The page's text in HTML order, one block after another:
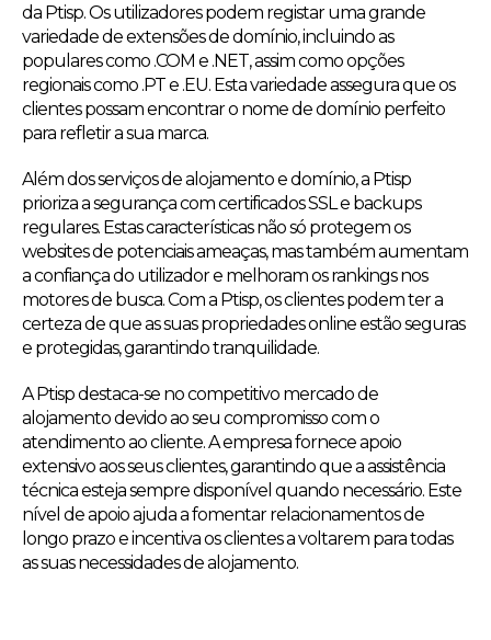
da Ptisp. Os utilizadores podem registar uma grande
variedade de extensões de domínio, incluindo as
populares como .COM e .NET, assim como opções
regionais como .PT e .EU. Esta variedade assegura que os
clientes possam encontrar o nome de domínio perfeito
para refletir a sua marca.
Além dos serviços de alojamento e domínio, a Ptisp
prioriza a segurança com certificados SSL e backups
regulares. Estas características não só protegem os
websites de potenciais ameaças, mas também aumentam
a confiança do utilizador e melhoram os rankings nos
motores de busca. Com a Ptisp, os clientes podem ter a
certeza de que as suas propriedades online estão seguras
e protegidas, garantindo tranquilidade.
A Ptisp destaca-se no competitivo mercado de
alojamento devido ao seu compromisso com o
atendimento ao cliente. A empresa fornece apoio
extensivo aos seus clientes, garantindo que a assistência
técnica esteja sempre disponível quando necessário. Este
nível de apoio ajuda a fomentar relacionamentos de
longo prazo e incentiva os clientes a voltarem para todas
as suas necessidades de alojamento.